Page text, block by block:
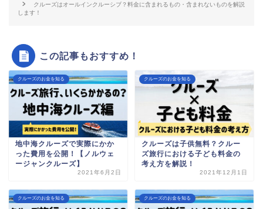
クルーズはオールインクルーシブ？料金に含まれるもの・含まれないものを解説
します！
この記事もおすすめ！
クルーズのお金を知る
地中海クルーズで実際にかか
った費用を公開！【ノルウェ
ージャンクルーズ】
2021年6月2日
クルーズのお金を知る
クルーズは子供無料？クルー
ズ旅行における子ども料金の
考え方を解説！
2021年12月1日
クルーズのお金を知る クルーズのお金を知る